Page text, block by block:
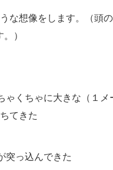
な想像をします。（頭
）
ゃくちゃに大きな（１メ
てきた
突っ込んできた